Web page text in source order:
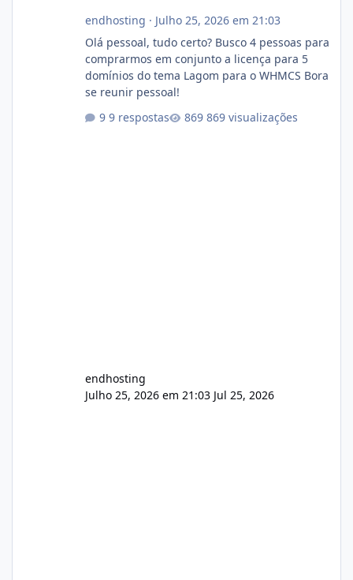
endhosting · Julho 25, 2026 em 21:03
Olá pessoal, tudo certo? Busco 4 pessoas para
comprarmos em conjunto a licença para 5
domínios do tema Lagom para o WHMCS Bora
se reunir pessoal!
9 respostas
869 visualizações
endhosting
Julho 25, 2026 em 21:03 Jul 25, 2026